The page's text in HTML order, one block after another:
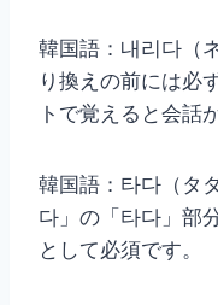
韓国語：내리다（
り換えの前には必
トで覚えると会話
韓国語：타다（タ
다」の「타다」部
として必須です。